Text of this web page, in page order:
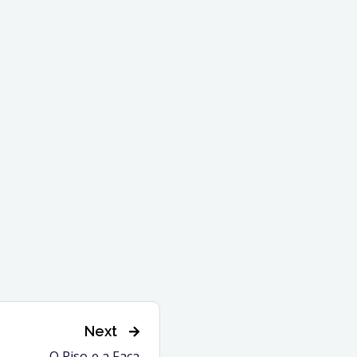
Next